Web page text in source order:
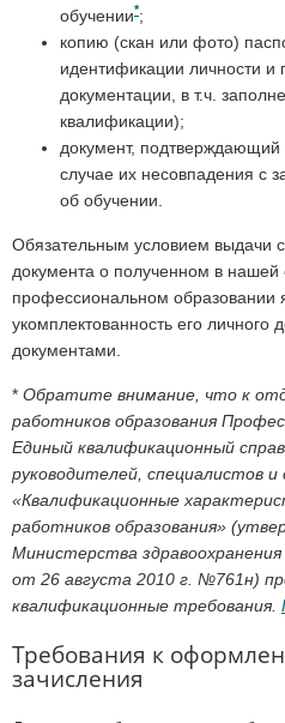
обучении*;
копию (скан или фото)
идентификации личности и
документации, в т.ч.
квалификации);
документ,
случае их несовпадения с
об обучении.
Обязательным условием выдачи
документа о полученном в нашей
профессиональном образовании
укомплектованность его
документами.
* Обратите внимание, что к
работников образования
Единый квалификационный
руководителей, специалистов и
«Квалификационные
работников образования»
Министерства
от 26 августа 2010 г. №761н)
квалификационные требования.
Требования к
зачисления